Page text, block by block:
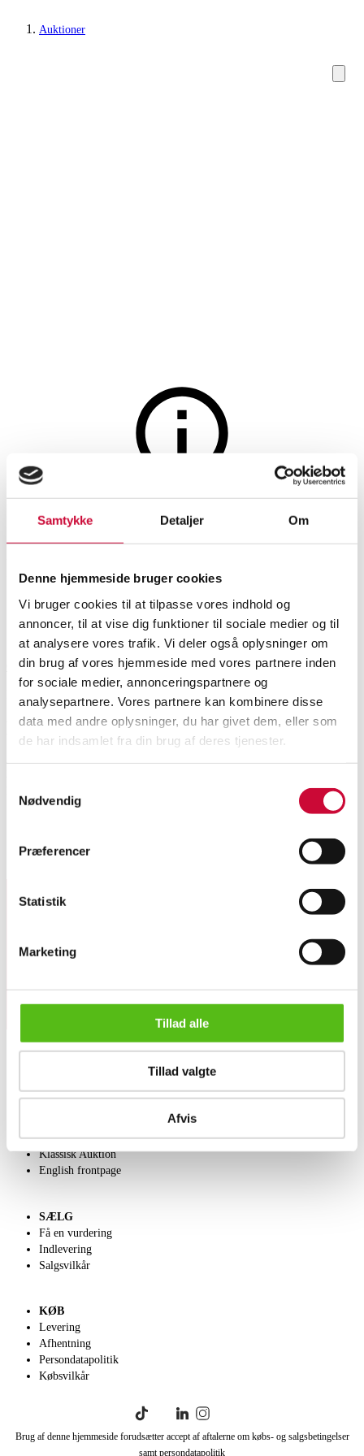
Samtykke Detaljer Om
Denne hjemmeside bruger cookies
Vi bruger cookies til at tilpasse vores indhold og
annoncer, til at vise dig funktioner til sociale medier og til
at analysere vores trafik. Vi deler også oplysninger om
din brug af vores hjemmeside med vores partnere inden
for sociale medier, annonceringspartnere og
analysepartnere. Vores partnere kan kombinere disse
data med andre oplysninger, du har givet dem, eller som
de har indsamlet fra din brug af deres tjenester.
Nødvendig
Præferencer
Statistik
Marketing
Tillad alle
Tillad valgte
Afvis
Auktioner
Vin
24 fl. Boeckel, Riesling, Alsace, hvidvin, 2023. (OC). (24)
Auktionen er afsluttet
24 fl. Boeckel, Riesling, Alsace,
hvidvin, 2023. (OC). (24)
SHOWROOM
Odense
VURDERING
DKK 1.500
VARENUMMER
6542818
Momsvare
Beskrivelse
Indeholder sulfitter. Original emballage med håndteringsmærker. (24)
OM OS
Velgørenhed
Klassisk Auktion
English frontpage
SÆLG
Få en vurdering
Indlevering
Salgsvilkår
KØB
Levering
Afhentning
Persondatapolitik
Købsvilkår
Brug af denne hjemmeside forudsætter accept af aftalerne om købs- og salgsbetingelser
samt persondatapolitik